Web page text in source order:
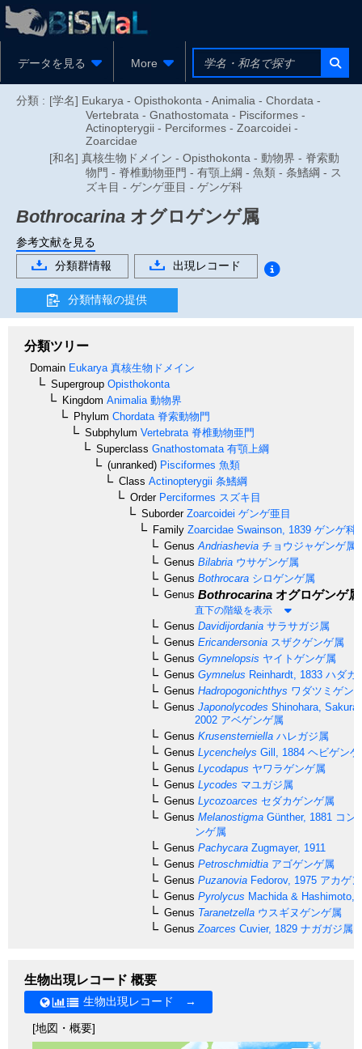
データを見る More
分類 : [学名] Eukarya - Opisthokonta - Animalia - Chordata -
Vertebrata - Gnathostomata - Pisciformes -
Actinopterygii - Perciformes - Zoarcoidei -
Zoarcidae
[和名] 真核生物ドメイン - Opisthokonta - 動物界 - 脊索動
物門 - 脊椎動物亜門 - 有顎上綱 - 魚類 - 条鰭綱 - ス
ズキ目 - ゲンゲ亜目 - ゲンゲ科
Bothrocarina オグロゲンゲ属
参考文献を見る
分類群情報
出現レコード
分類情報の提供
分類ツリー
Domain Eukarya 真核生物ドメイン
Supergroup Opisthokonta
Kingdom Animalia 動物界
Phylum Chordata 脊索動物門
Subphylum Vertebrata 脊椎動物亜門
Superclass Gnathostomata 有顎上綱
(unranked) Pisciformes 魚類
Class Actinopterygii 条鰭綱
OrderPerciformes スズキ目
SuborderZoarcoidei ゲンゲ亜目
Family Zoarcidae Swainson, 1839 ゲンゲ科
Genus Andriashevia チョウジャゲンゲ属
Genus Bilabria ウサゲンゲ属
Genus Bothrocara シロゲンゲ属
Genus Bothrocarina オグロゲンゲ属
直下の階級を表示
Genus Davidijordania サラサガジ属
Genus Ericandersonia スザクゲンゲ属
Genus Gymnelopsis ヤイトゲンゲ属
Genus Gymnelus Reinhardt, 1833 ハダカ
Genus Hadropogonichthys ワダツミゲン
Genus Japonolycodes Shinohara,
2002 アベゲンゲ属
Genus Krusensterniella ハレガジ属
Genus Lycenchelys Gill, 1884 ヘビゲン
Genus Lycodapus ヤワラゲンゲ属
Genus Lycodes マユガジ属
Genus Lycozoarces セダカゲンゲ属
Genus Melanostigma Günther, 1881 コン
ンゲ属
Genus Pachycara Zugmayer, 1911
Genus Petroschmidtia アゴゲンゲ属
Genus Puzanovia Fedorov, 1975 アカゲ
Genus Pyrolycus Machida & Hashimoto,
Genus Taranetzella ウスギヌゲンゲ属
Genus Zoarces Cuvier, 1829 ナガガジ属
生物出現レコード 概要
生物出現レコード →
[地図・概要]